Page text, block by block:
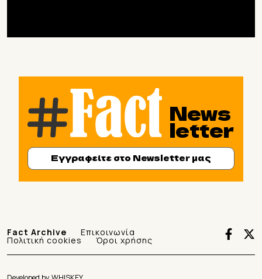
News
letter
Εγγραφείτε στο Newsletter μας
Fact Archive Επικοινωνία
Πολιτική cookies Όροι χρήσης